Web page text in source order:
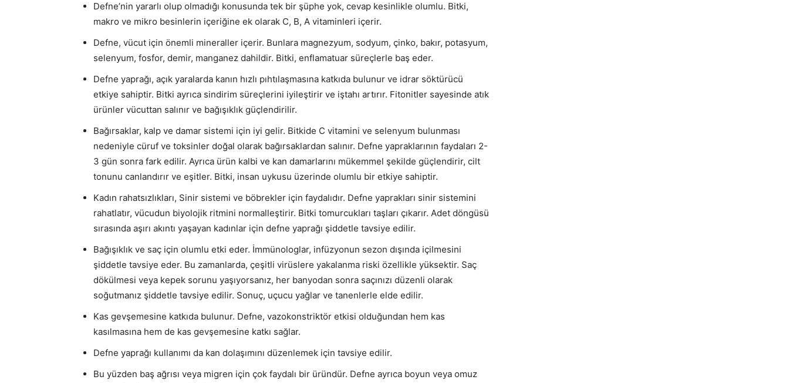
Defne’nin yararlı olup olmadığı konusunda tek bir şüphe yok, cevap kesinlikle olumlu. Bitki,
makro ve mikro besinlerin içeriğine ek olarak C, B, A vitaminleri içerir.
Defne, vücut için önemli mineraller içerir. Bunlara magnezyum, sodyum, çinko, bakır, potasyum,
selenyum, fosfor, demir, manganez dahildir. Bitki, enflamatuar süreçlerle baş eder.
Defne yaprağı, açık yaralarda kanın hızlı pıhtılaşmasına katkıda bulunur ve idrar söktürücü
etkiye sahiptir. Bitki ayrıca sindirim süreçlerini iyileştirir ve iştahı artırır. Fitonitler sayesinde atık
ürünler vücuttan salınır ve bağışıklık güçlendirilir.
Bağırsaklar, kalp ve damar sistemi için iyi gelir. Bitkide C vitamini ve selenyum bulunması
nedeniyle cüruf ve toksinler doğal olarak bağırsaklardan salınır. Defne yapraklarının faydaları 2-
3 gün sonra fark edilir. Ayrıca ürün kalbi ve kan damarlarını mükemmel şekilde güçlendirir, cilt
tonunu canlandırır ve eşitler. Bitki, insan uykusu üzerinde olumlu bir etkiye sahiptir.
Kadın rahatsızlıkları, Sinir sistemi ve böbrekler için faydalıdır. Defne yaprakları sinir sistemini
rahatlatır, vücudun biyolojik ritmini normalleştirir. Bitki tomurcukları taşları çıkarır. Adet döngüsü
sırasında aşırı akıntı yaşayan kadınlar için defne yaprağı şiddetle tavsiye edilir.
Bağışıklık ve saç için olumlu etki eder. İmmünologlar, infüzyonun sezon dışında içilmesini
şiddetle tavsiye eder. Bu zamanlarda, çeşitli virüslere yakalanma riski özellikle yüksektir. Saç
dökülmesi veya kepek sorunu yaşıyorsanız, her banyodan sonra saçınızı düzenli olarak
soğutmanız şiddetle tavsiye edilir. Sonuç, uçucu yağlar ve tanenlerle elde edilir.
Kas gevşemesine katkıda bulunur. Defne, vazokonstriktör etkisi olduğundan hem kas
kasılmasına hem de kas gevşemesine katkı sağlar.
Defne yaprağı kullanımı da kan dolaşımını düzenlemek için tavsiye edilir.
Bu yüzden baş ağrısı veya migren için çok faydalı bir üründür. Defne ayrıca boyun veya omuz